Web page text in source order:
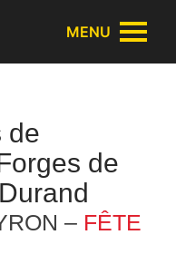
MENU
de
de
– FÊTE